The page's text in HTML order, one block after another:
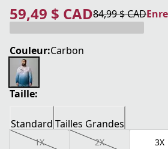
59,49 $ CAD
prix actuel 59,49 $ CAD84,99 $ CAD
prix original 84,99 $ CAD
Enregistrer 30 %
Couleur:Carbon
Taille:
Standard Tailles Grandes
1X 2X 3X